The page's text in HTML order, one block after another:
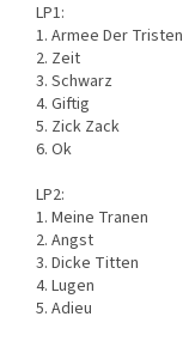
LP1:
1. Armee Der Tristen
2. Zeit
3. Schwarz
4. Giftig
5. Zick Zack
6. Ok
LP2:
1. Meine Tranen
2. Angst
3. Dicke Titten
4. Lugen
5. Adieu